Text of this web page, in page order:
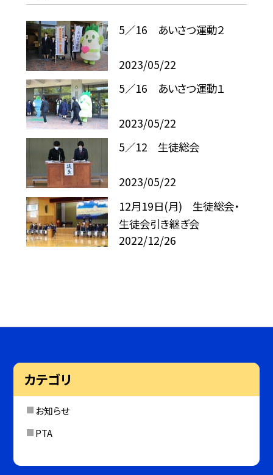
5／16 あいさつ運動２
2023/05/22
5／16 あいさつ運動１
2023/05/22
5／12 生徒総会
2023/05/22
12月19日(月) 生徒総会・
生徒会引き継ぎ会
2022/12/26
カテゴリ
お知らせ
PTA